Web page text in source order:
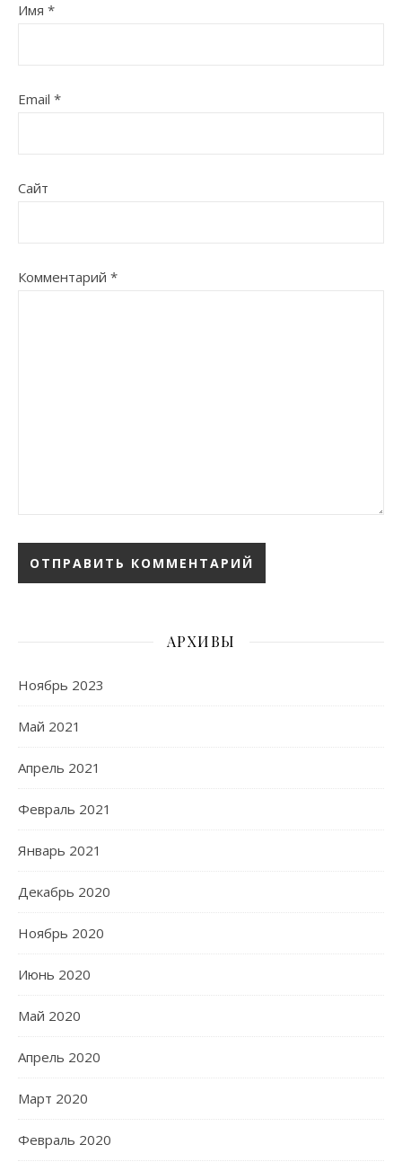
Имя *
Email *
Сайт
Комментарий *
АРХИВЫ
Ноябрь 2023
Май 2021
Апрель 2021
Февраль 2021
Январь 2021
Декабрь 2020
Ноябрь 2020
Июнь 2020
Май 2020
Апрель 2020
Март 2020
Февраль 2020